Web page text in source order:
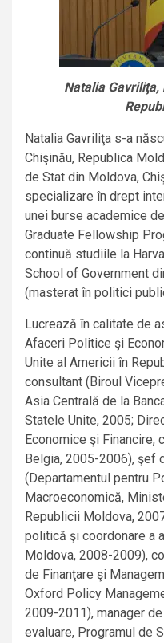
Natalia
Natalia Gavriliţa s-a
Chişinău, Republica
de Stat din Moldova,
specializare în drept
unei burse academice
Graduate Fellowship
continuă studiile la
School of Government
(masterat în politici
Lucrează în calitate de
Afaceri Politice şi
Unite al Americii în
consultant (Biroul
Asia Centrală de la
Statele Unite, 2005;
Economice şi Financire,
Belgia, 2005-2006), şef
(Departamentul pentru
Macroeconomică,
Republicii Moldova,
politică şi coordonare a
Moldova, 2008-2009),
de Finanţare şi
Oxford Policy
2009-2011), manager
evaluare, Programul de